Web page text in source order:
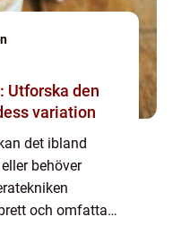
Utforska den
variation
det ibland
behöver